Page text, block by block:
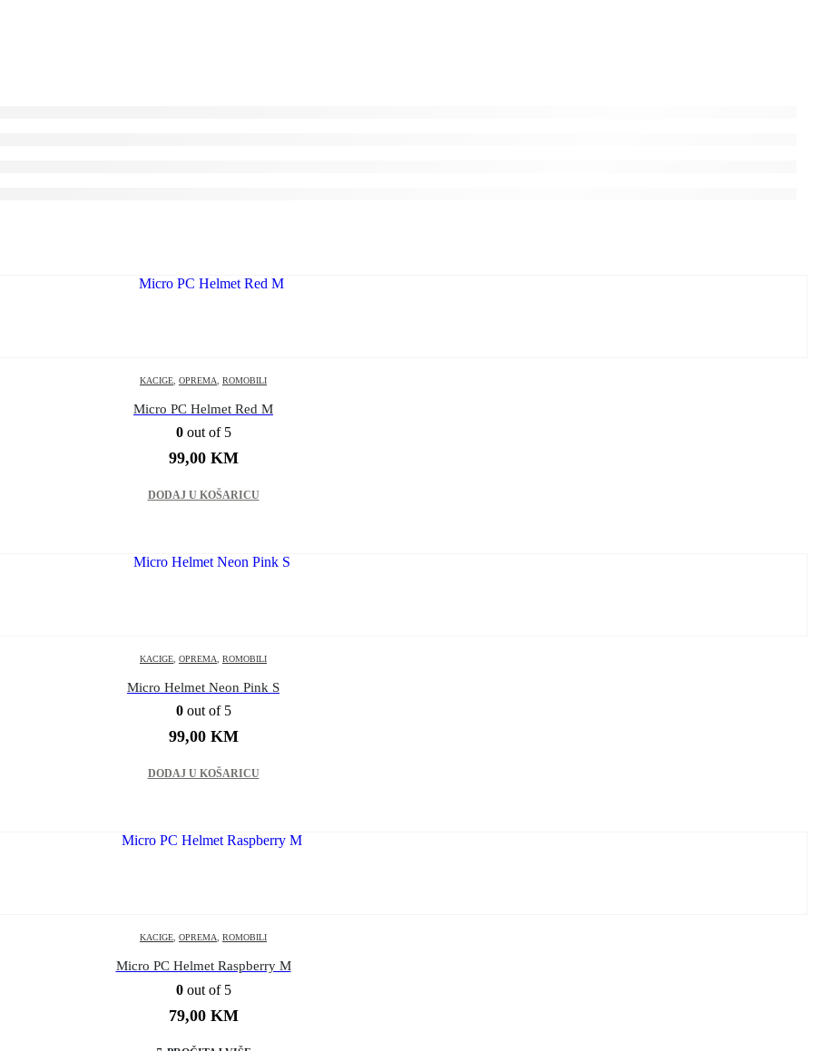
KACIGE OPREMA ROMOBILI
Micro PC Helmet Red M
0out of 5
99,00 KM
DODAJ U KOŠARICU
KACIGE OPREMA ROMOBILI
Micro Helmet Neon Pink S
0out of 5
99,00 KM
DODAJ U KOŠARICU
KACIGE OPREMA ROMOBILI
Micro PC Helmet Raspberry M
0out of 5
79,00 KM